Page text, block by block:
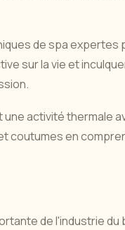
de spa expertes
sur la vie et
activité thermale
coutumes en
de l'industrie